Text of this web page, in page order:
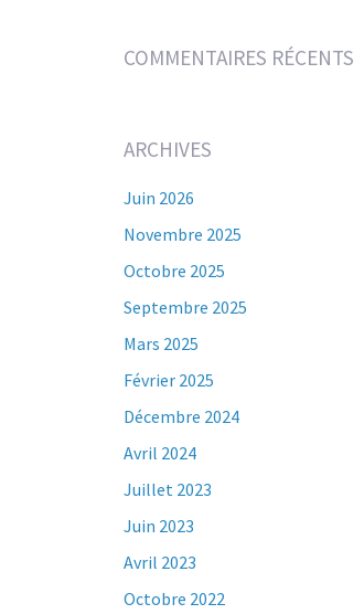
COMMENTAIRES RÉCENTS
ARCHIVES
Juin 2026
Novembre 2025
Octobre 2025
Septembre 2025
Mars 2025
Février 2025
Décembre 2024
Avril 2024
Juillet 2023
Juin 2023
Avril 2023
Octobre 2022